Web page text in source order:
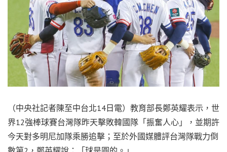
（中央社記者陳至中台北14日電）教育部長鄭英耀表示，世
界12強棒球賽台灣隊昨天擊敗韓國隊「振奮人心」，並期許
今天對多明尼加隊乘勝追擊；至於外國媒體評台灣隊戰力倒